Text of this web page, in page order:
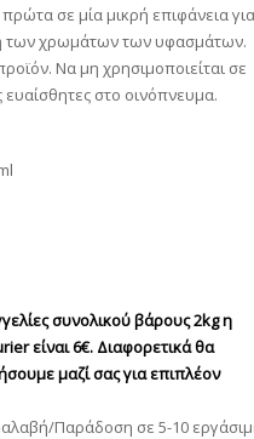
σε μία μικρή επιφάνεια για
των χρωμάτων των υφασμάτων.
Να μη χρησιμοποιείται σε
ευαίσθητες στο οινόπνευμα.
συνολικού βάρους 2kg η
είναι 6€. Διαφορετικά θα
μαζί σας για επιπλέον
Παράδοση σε 5-10